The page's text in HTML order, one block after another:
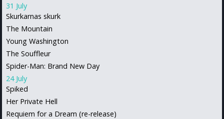
31 July
Skurkarnas skurk
The Mountain
Young Washington
The Souffleur
Spider-Man: Brand New Day
24 July
Spiked
Her Private Hell
Requiem for a Dream (re-release)